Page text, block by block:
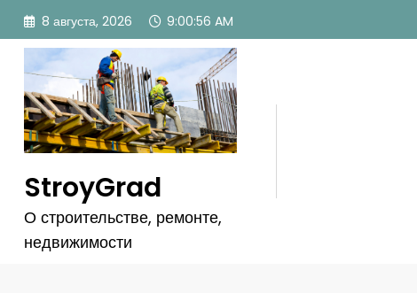
Перейти
содержимому
8 августа, 2026 9:00:58 AM
StroyGrad
О строительстве, ремонте,
недвижимости